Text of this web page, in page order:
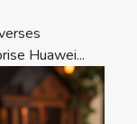
Huawei...